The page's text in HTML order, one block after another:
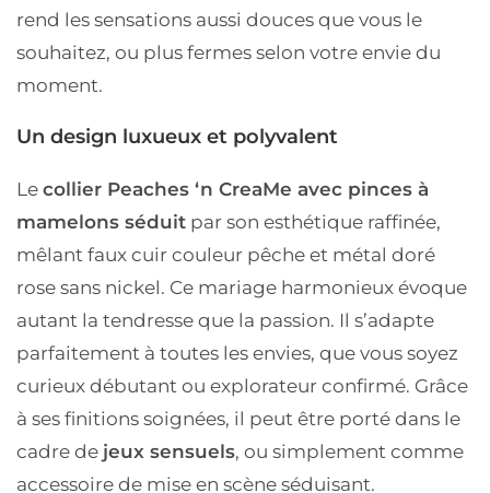
rend les sensations aussi douces que vous le
souhaitez, ou plus fermes selon votre envie du
moment.
Un design luxueux et polyvalent
Le collier Peaches ‘n CreaMe avec pinces à
mamelons séduit par son esthétique raffinée,
mêlant faux cuir couleur pêche et métal doré
rose sans nickel. Ce mariage harmonieux évoque
autant la tendresse que la passion. Il s’adapte
parfaitement à toutes les envies, que vous soyez
curieux débutant ou explorateur confirmé. Grâce
à ses finitions soignées, il peut être porté dans le
cadre de jeux sensuels, ou simplement comme
accessoire de mise en scène séduisant.